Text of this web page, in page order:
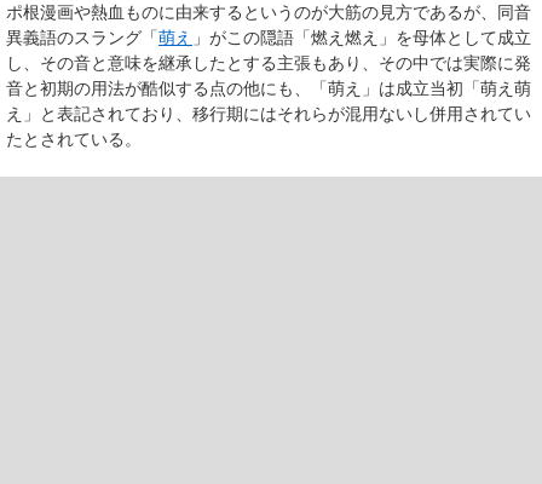
ポ根漫画や熱血ものに由来するというのが大筋の見方であるが、同音
異義語のスラング「萌え 」がこの隠語「燃え燃え」を母体として成立
し、その音と意味を継承したとする主張もあり、その中では実際に発
音と初期の用法が酷似する点の他にも、「萌え」は成立当初「萌え萌
え」と表記されており、移行期にはそれらが混用ないし併用されてい
たとされている。